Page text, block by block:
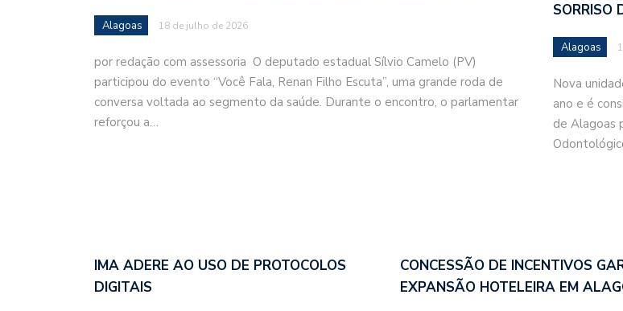
Alagoas 18 de julho de 2026
por redação com assessoria O deputado estadual Sílvio Camelo (PV)
participou do evento “Você Fala, Renan Filho Escuta”, uma grande roda de
conversa voltada ao segmento da saúde. Durante o encontro, o parlamentar
reforçou a…
SORRISO
Alagoas
Nova
ano e é
de Alagoas
IMA ADERE AO USO DE PROTOCOLOS
DIGITAIS
CONCESSÃO DE INCENTIVOS
EXPANSÃO HOTELEIRA EM